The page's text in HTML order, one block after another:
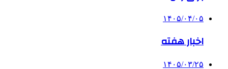
۱۴۰۵/۰۴/۰۵
اخبار هفته
۱۴۰۵/۰۳/۲۵